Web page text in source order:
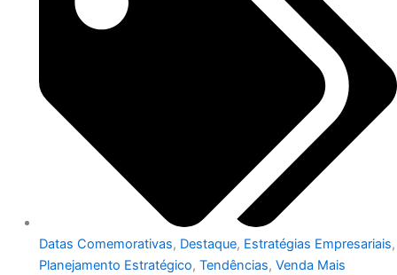
Datas Comemorativas, Destaque, Estratégias Empresariais,
Planejamento Estratégico, Tendências, Venda Mais